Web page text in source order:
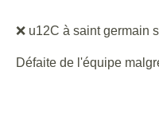
❌ u12C à saint germain
Défaite de l'équipe